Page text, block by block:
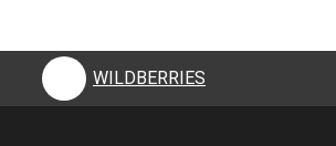
WILDBERRIES